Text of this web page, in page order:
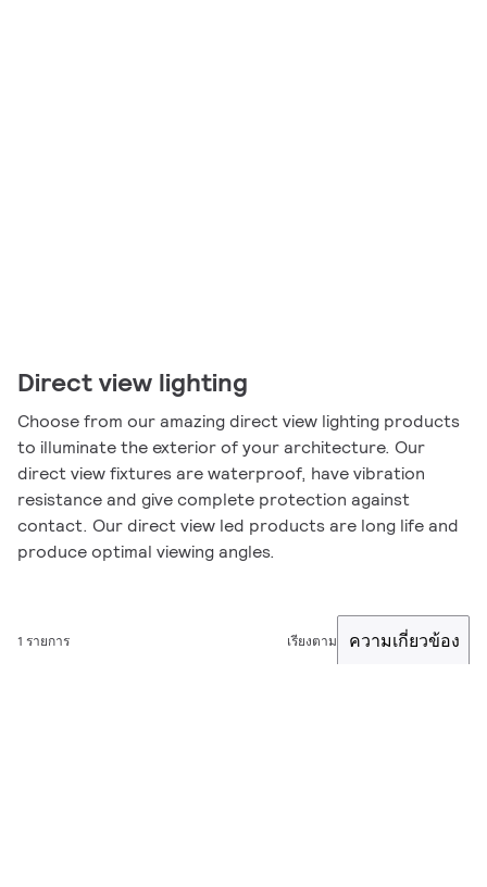
Direct view lighting
Choose from our amazing direct view lighting products
to illuminate the exterior of your architecture. Our
direct view fixtures are waterproof, have vibration
resistance and give complete protection against
contact. Our direct view led products are long life and
produce optimal viewing angles.
1 รายการ เรียงตาม ความเกี่ยวข้อง